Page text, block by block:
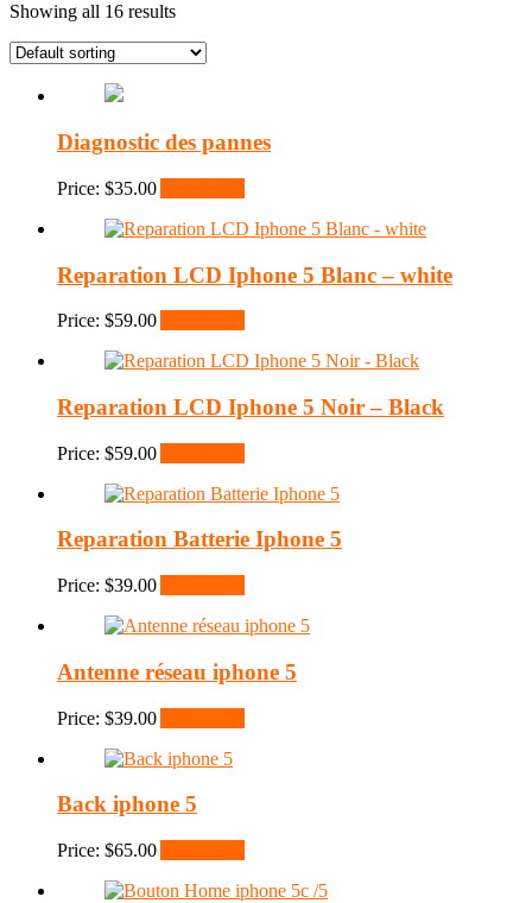
Showing all 16 results
Diagnostic des pannes
Price: $35.00
Reparation LCD Iphone 5 Blanc – white
Price: $59.00
Reparation LCD Iphone 5 Noir – Black
Price: $59.00
Reparation Batterie Iphone 5
Price: $39.00
Antenne réseau iphone 5
Price: $39.00
Back iphone 5
Price: $65.00